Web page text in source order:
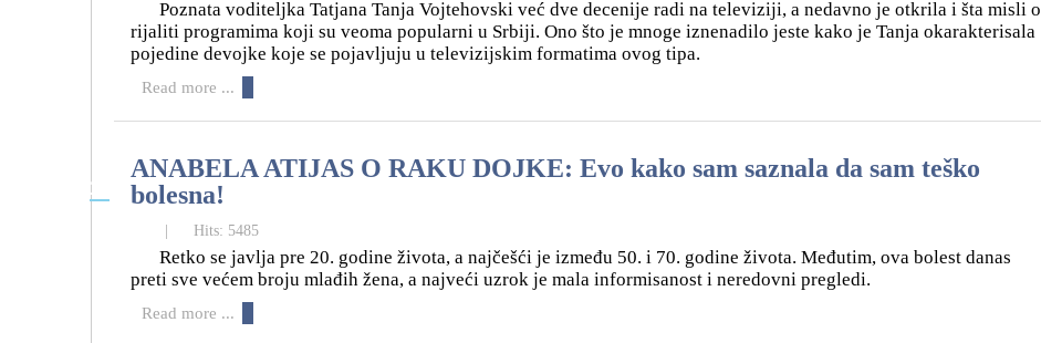
Poznata voditeljka Tatjana Tanja Vojtehovski već dve decenije radi na televiziji, a nedavno je otkrila i šta misli o
rijaliti programima koji su veoma popularni u Srbiji. Ono što je mnoge iznenadilo jeste kako je Tanja okarakterisala
pojedine devojke koje se pojavljuju u televizijskim formatima ovog tipa.
Read more ...
ANABELA ATIJAS O RAKU DOJKE: Evo kako sam saznala da sam teško
bolesna!
21
|
Hits: 5485
Retko se javlja pre 20. godine života, a najčešći je između 50. i 70. godine života. Međutim, ova bolest danas
preti sve većem broju mlađih žena, a najveći uzrok je mala informisanost i neredovni pregledi.
Read more ...